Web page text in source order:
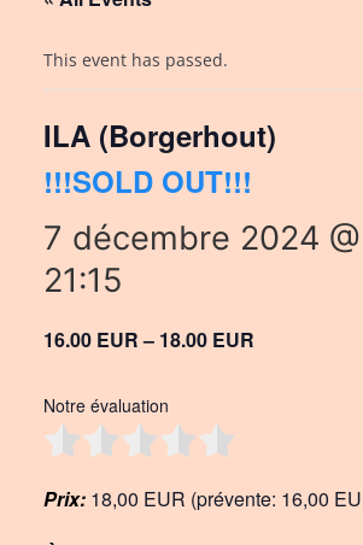
This event has passed.
ILA (Borgerhout)
!!!SOLD OUT!!!
7 décembre 2024
21:15
16.00 EUR – 18.00 EUR
Notre évaluation
Prix: 18,00 EUR (prévente: 16,00